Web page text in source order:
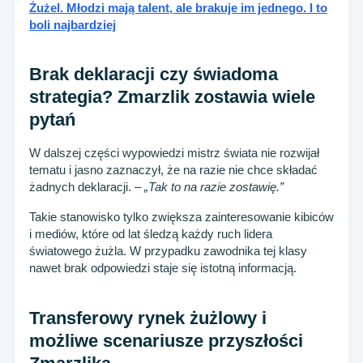
Żużel. Młodzi mają talent, ale brakuje im jednego. I to
boli najbardziej
Brak deklaracji czy świadoma
strategia? Zmarzlik zostawia wiele
pytań
W dalszej części wypowiedzi mistrz świata nie rozwijał
tematu i jasno zaznaczył, że na razie nie chce składać
żadnych deklaracji. –„Tak to na razie zostawię.”
Takie stanowisko tylko zwiększa zainteresowanie kibiców
i mediów, które od lat śledzą każdy ruch lidera
światowego żużla. W przypadku zawodnika tej klasy
nawet brak odpowiedzi staje się istotną informacją.
Transferowy rynek żużlowy i
możliwe scenariusze przyszłości